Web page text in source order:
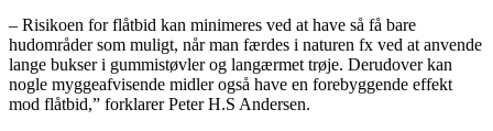
– Risikoen for flåtbid kan minimeres ved at have så få bare
hudområder som muligt, når man færdes i naturen fx ved at anvende
lange bukser i gummistøvler og langærmet trøje. Derudover kan
nogle myggeafvisende midler også have en forebyggende effekt
mod flåtbid,” forklarer Peter H.S Andersen.